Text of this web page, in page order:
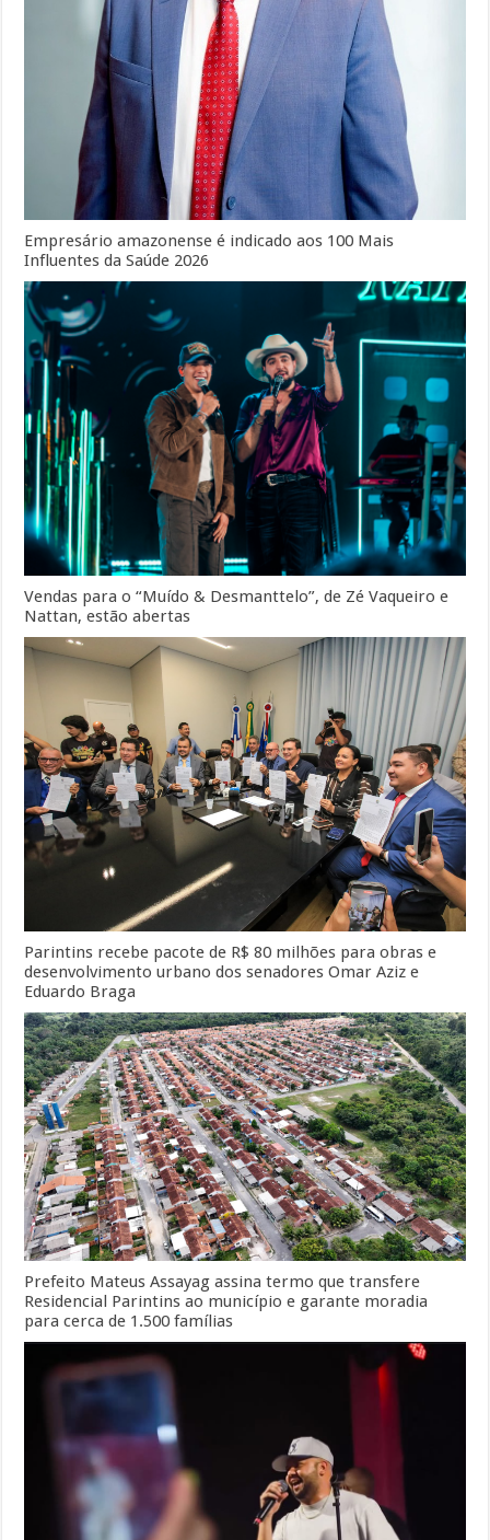
Empresário amazonense é indicado aos 100 Mais
Influentes da Saúde 2026
Vendas para o “Muído & Desmanttelo”, de Zé Vaqueiro e
Nattan, estão abertas
Parintins recebe pacote de R$ 80 milhões para obras e
desenvolvimento urbano dos senadores Omar Aziz e
Eduardo Braga
Prefeito Mateus Assayag assina termo que transfere
Residencial Parintins ao município e garante moradia
para cerca de 1.500 famílias